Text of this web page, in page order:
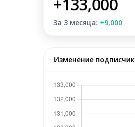
За 3 месяца: +9,000
Изменение